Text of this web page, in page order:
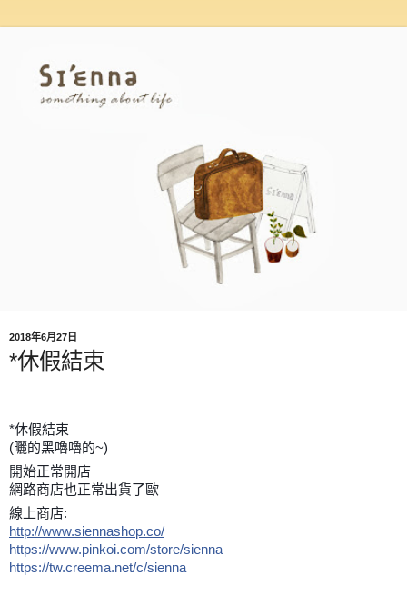
2018年6月27日
*休假結束
*休假結束
(曬的黑嚕嚕的~)
開始正常開店
網路商店也正常出貨了歐
線上商店:
http://www.siennashop.co/
https://www.pinkoi.com/store/sienna
https://tw.creema.net/c/sienna